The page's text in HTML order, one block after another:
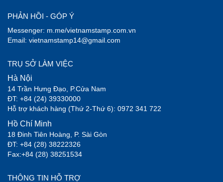
PHẢN HỒI - GÓP Ý
Messenger: m.me/vietnamstamp.com.vn
Email: vietnamstamp14@gmail.com
TRỤ SỞ LÀM VIỆC
Hà Nội
14 Trần Hưng Đạo, P.Cửa Nam
ĐT: +84 (24) 39330000
Hỗ trợ khách hàng (Thứ 2-Thứ 6): 0972 341 722
Hồ Chí Minh
18 Đinh Tiên Hoàng, P. Sài Gòn
ĐT: +84 (28) 38222326
Fax:+84 (28) 38251534
THÔNG TIN HỖ TRỢ